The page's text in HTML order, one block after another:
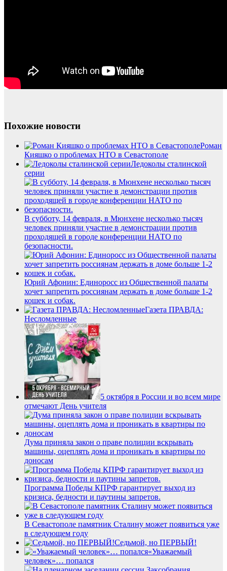
Похожие новости
Роман
Кияшко о проблемах НТО в Севастополе
Ледоколы сталинской
серии
В субботу, 14 февраля, в Мюнхене несколько тысяч
человек приняли участие в демонстрации против
проходящей в городе конференции НАТО по
безопасности.
Юрий Афонин: Единоросс из Общественной палаты
хочет запретить россиянам держать в доме больше 1-2
кошек и собак.
Газета ПРАВДА:
Несломленные
5 октября в России и во всем мире
отмечают День учителя
Дума приняла закон о праве полиции вскрывать
машины, оцеплять дома и проникать в квартиры по
доносам
Программа Победы КПРФ гарантирует выход из
кризиса, бедности и паутины запретов.
В Севастополе памятник Сталину может появиться уже
в следующем году
Седьмой, но ПЕРВЫЙ!
«Уважаемый
человек»… попался